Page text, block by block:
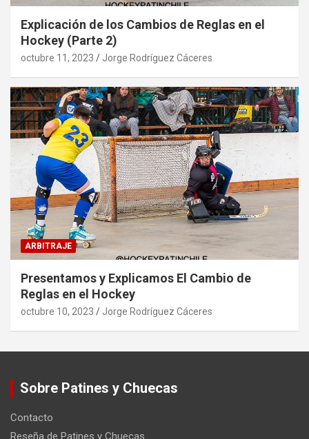
Explicación de los Cambios de Reglas en el
Hockey (Parte 2)
octubre 11, 2023 Jorge Rodríguez Cáceres
ARBITRAJE
Presentamos y Explicamos El Cambio de
Reglas en el Hockey
octubre 10, 2023 Jorge Rodríguez Cáceres
Sobre Patines y Chuecas
Contacto
Reseña de Patines y Chuecas